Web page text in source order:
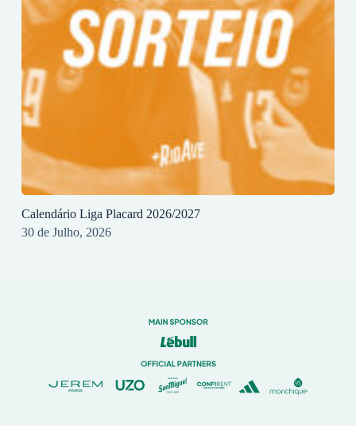
Calendário Liga Placard 2026/2027
30 de Julho, 2026